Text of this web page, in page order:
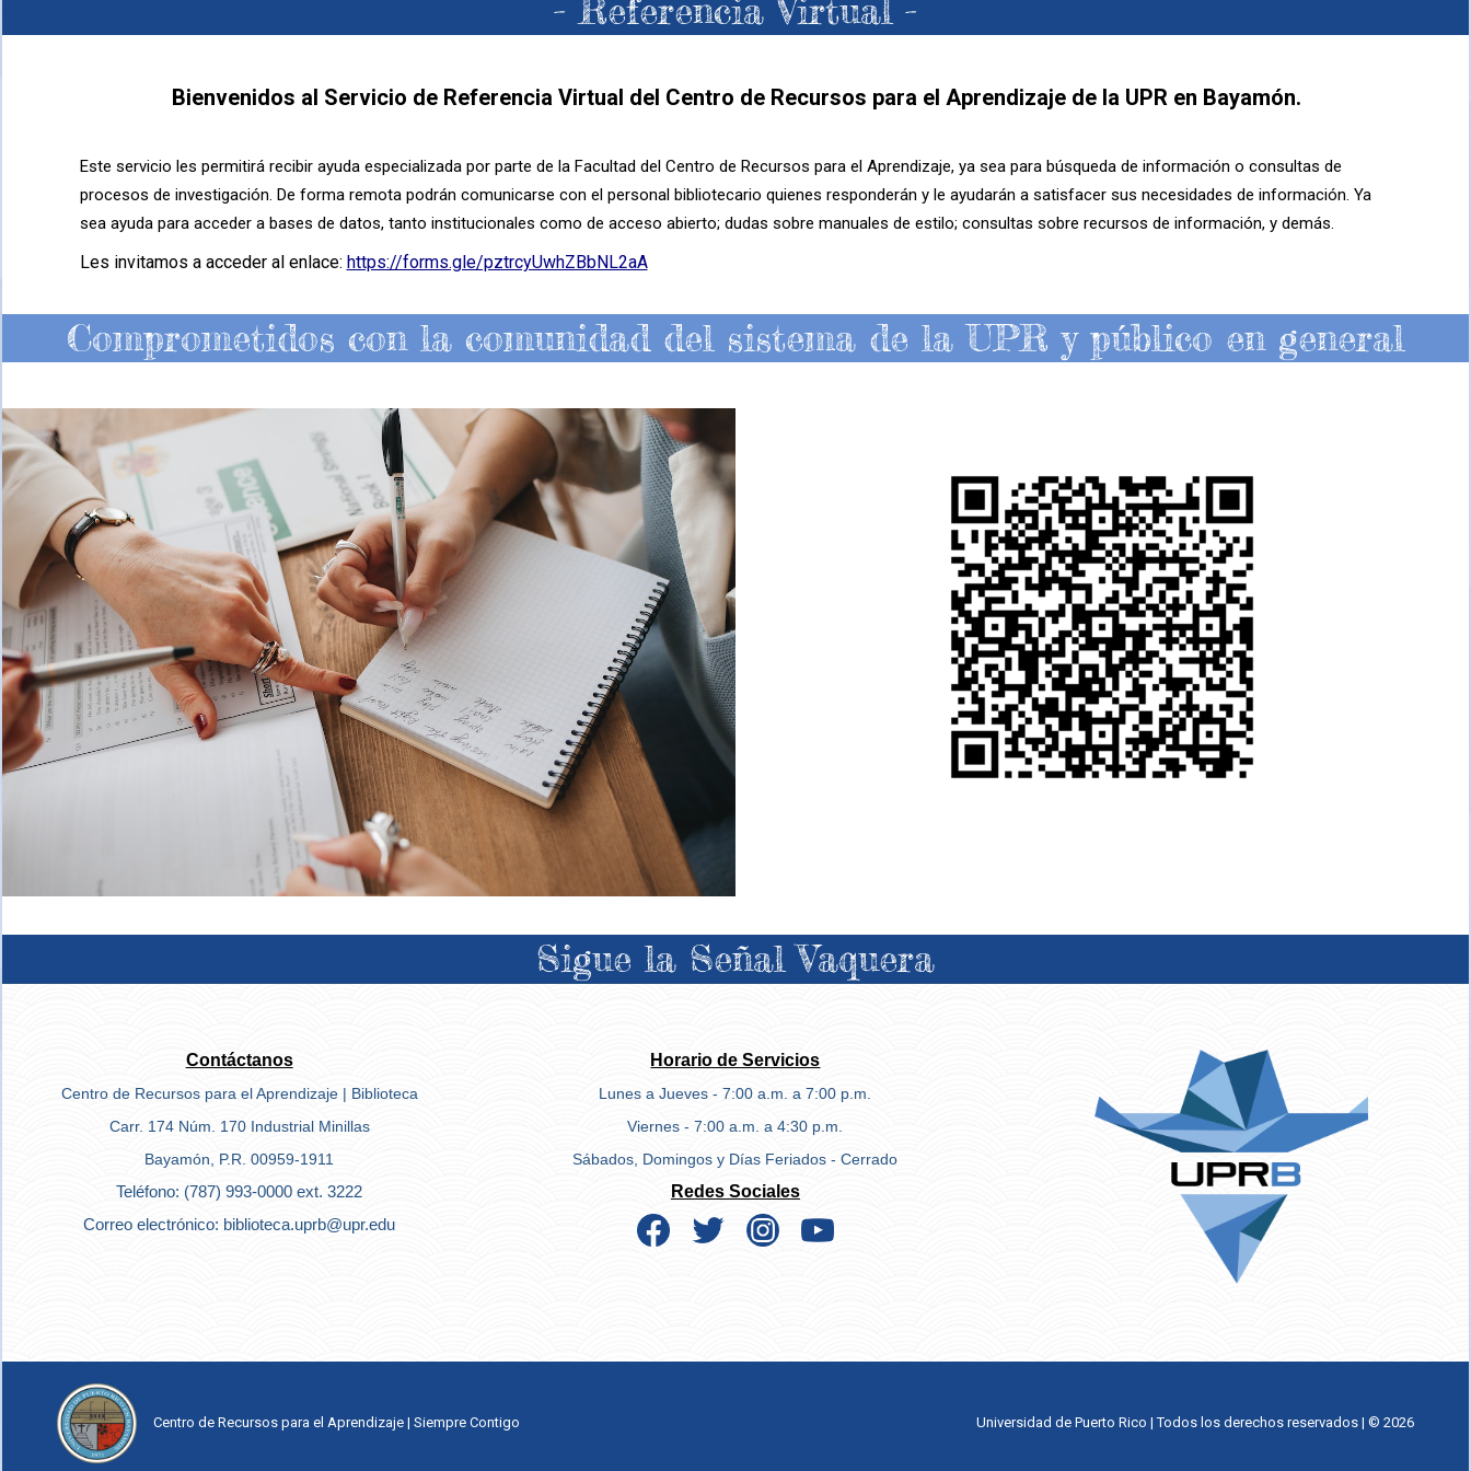
- Referencia Virtual -
Bienvenidos al Servicio de Referencia Virtual del Centro de Recursos para el Aprendizaje de la UPR en Bayamón.
Este servicio les permitirá recibir ayuda especializada por parte de la Facultad del Centro de Recursos para el Aprendizaje, ya sea para búsqueda de información o consultas de
procesos de investigación. De forma remota podrán comunicarse con el personal bibliotecario quienes responderán y le ayudarán a satisfacer sus necesidades de información. Ya
sea ayuda para acceder a bases de datos, tanto institucionales como de acceso abierto; dudas sobre manuales de estilo; consultas sobre recursos de información, y demás.
Les invitamos a acceder al enlace: https://forms.gle/pztrcyUwhZBbNL2aA
Comprometidos con la comunidad del sistema de la UPR y público en general
Sigue la Señal Vaquera
Contáctanos
Centro de Recursos para el Aprendizaje | Biblioteca
Carr. 174 Núm. 170 Industrial Minillas
Bayamón, P.R. 00959-1911
Teléfono: (787) 993-0000 ext. 3222
Correo electrónico: biblioteca.uprb@upr.edu
Horario de Servicios
Lunes a Jueves - 7:00 a.m. a 7:00 p.m.
Viernes - 7:00 a.m. a 4:30 p.m.
Sábados, Domingos y Días Feriados - Cerrado
Redes Sociales
Centro de Recursos para el Aprendizaje | Siempre Contigo Universidad de Puerto Rico | Todos los derechos reservados | © 2026